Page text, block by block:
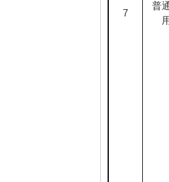
7
普